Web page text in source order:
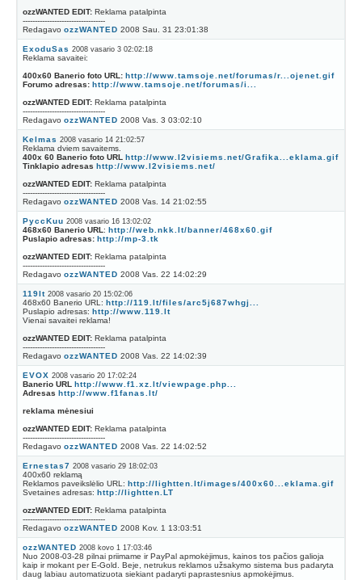
ozzWANTED EDIT: Reklama patalpinta
----------------------------------
Redagavo ozzWANTED 2008 Sau. 31 23:01:38
ExoduSas 2008 vasario 3 02:02:18
Reklama savaitei:
400x60 Banerio foto URL: http://www.tamsoje.net/forumas/r...ojenet.gif
Forumo adresas: http://www.tamsoje.net/forumas/i...
ozzWANTED EDIT: Reklama patalpinta
----------------------------------
Redagavo ozzWANTED 2008 Vas. 3 03:02:10
Kelmas 2008 vasario 14 21:02:57
Reklama dviem savaitems.
400x 60 Banerio foto URL http://www.l2visiems.net/Grafika...eklama.gif
Tinklapio adresas http://www.l2visiems.net/
ozzWANTED EDIT: Reklama patalpinta
----------------------------------
Redagavo ozzWANTED 2008 Vas. 14 21:02:55
PyccKuu 2008 vasario 16 13:02:02
468x60 Banerio URL: http://web.nkk.lt/banner/468x60.gif
Puslapio adresas: http://mp-3.tk
ozzWANTED EDIT: Reklama patalpinta
----------------------------------
Redagavo ozzWANTED 2008 Vas. 22 14:02:29
119lt 2008 vasario 20 15:02:06
468x60 Banerio URL: http://119.lt/files/arc5j687whgj...
Puslapio adresas: http://www.119.lt
Vienai savaitei reklama!
ozzWANTED EDIT: Reklama patalpinta
----------------------------------
Redagavo ozzWANTED 2008 Vas. 22 14:02:39
EVOX 2008 vasario 20 17:02:24
Banerio URL http://www.f1.xz.lt/viewpage.php...
Adresas http://www.f1fanas.lt/
reklama mėnesiui
ozzWANTED EDIT: Reklama patalpinta
----------------------------------
Redagavo ozzWANTED 2008 Vas. 22 14:02:52
Ernestas7 2008 vasario 29 18:02:03
400x60 reklamą
Reklamos paveikslėlio URL: http://lightten.lt/images/400x60...eklama.gif
Svetaines adresas: http://lightten.LT
ozzWANTED EDIT: Reklama patalpinta
----------------------------------
Redagavo ozzWANTED 2008 Kov. 1 13:03:51
ozzWANTED 2008 kovo 1 17:03:46
Nuo 2008-03-28 pilnai priimame ir PayPal apmokėjimus, kainos tos pačios galioja
kaip ir mokant per E-Gold. Beje, netrukus reklamos užsakymo sistema bus padaryta
daug labiau automatizuota siekiant padaryti paprastesnius apmokėjimus.